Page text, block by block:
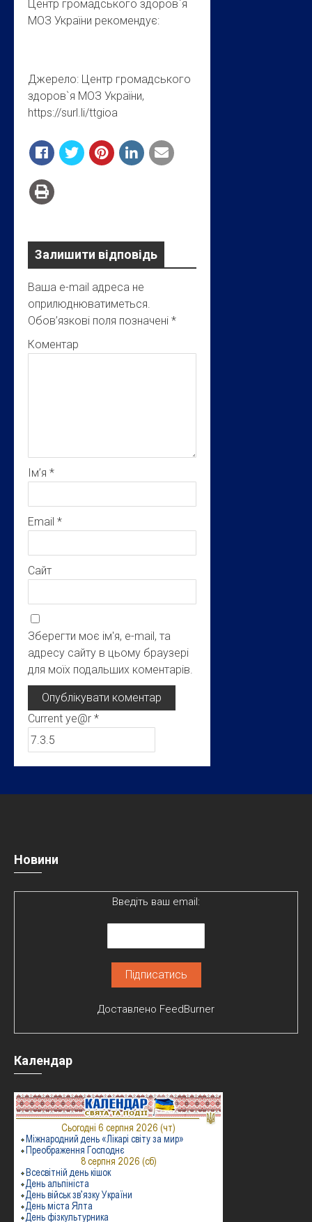
Центр громадського здоров`я
МОЗ України рекомендує:
Джерело: Центр громадського
здоров`я МОЗ України,
https://surl.li/ttgioa
Залишити відповідь
Ваша e-mail адреса не
оприлюднюватиметься.
Обов’язкові поля позначені *
Коментар
Ім’я *
Email *
Сайт
Зберегти моє ім'я, e-mail, та
адресу сайту в цьому браузері
для моїх подальших коментарів.
Current ye@r *
Новини
Введіть ваш email:
Доставлено FeedBurner
Календар